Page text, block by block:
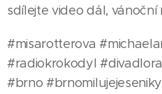
sdílejte video dál,
#misarotterova
#radiokrokodyl
#brno